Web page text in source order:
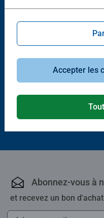
Puzzle adulte
4,90 €
Abonnez-vous à
et recevez un bon
Accepter les